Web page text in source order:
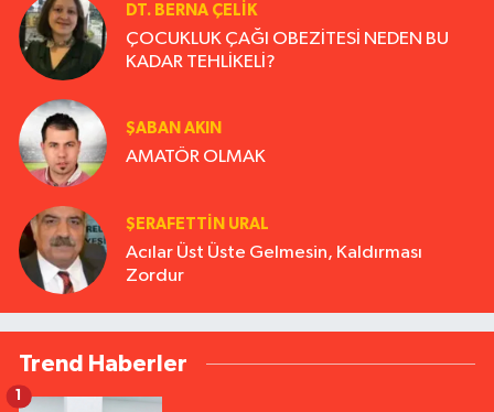
DT. BERNA ÇELIK
ÇOCUKLUK ÇAĞI OBEZİTESİ NEDEN BU
KADAR TEHLİKELİ?
ŞABAN AKIN
AMATÖR OLMAK
ŞERAFETTIN URAL
Acılar Üst Üste Gelmesin, Kaldırması
Zordur
Trend Haberler
1